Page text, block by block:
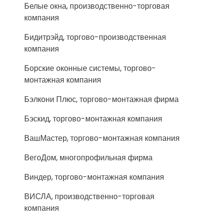
Белые окна, производственно-торговая
компания
Бидитрэйд, торгово-производственная
компания
Борские оконные системы, торгово-
монтажная компания
Бэлкони Плюс, торгово-монтажная фирма
Бэскид, торгово-монтажная компания
ВашМастер, торгово-монтажная компания
ВегоДом, многопрофильная фирма
Виндер, торгово-монтажная компания
ВИСЛА, производственно-торговая
компания